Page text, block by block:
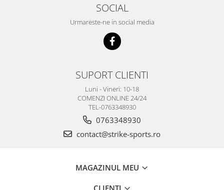
SOCIAL
Urmareste-ne in social media
SUPORT CLIENTI
Luni - Vineri: 10-18
COMENZI ONLINE 24/24
TEL-0763348930
0763348930
contact@strike-sports.ro
MAGAZINUL MEU